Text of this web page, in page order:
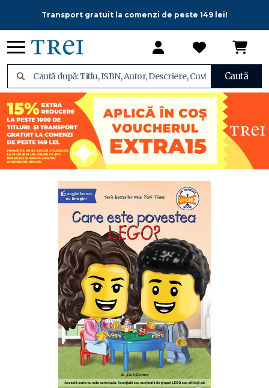
Transport gratuit la comenzi de peste 149 lei!
Caută